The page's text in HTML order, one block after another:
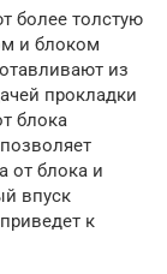
более толстую
и блоком
из
прокладки
блока
от блока и
впуск
к